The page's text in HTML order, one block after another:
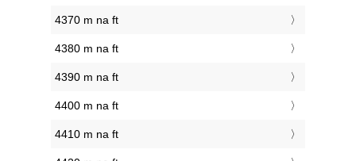
4370 m na ft
4380 m na ft
4390 m na ft
4400 m na ft
4410 m na ft